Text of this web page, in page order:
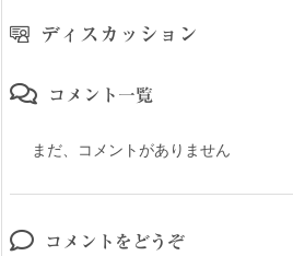
ディスカッション
コメント一覧
まだ、コメントがありません
コメントをどうぞ